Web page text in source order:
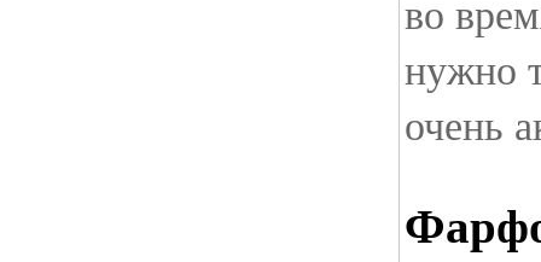
во
нужно
очень